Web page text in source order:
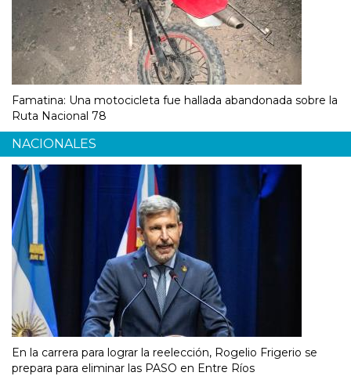
Famatina: Una motocicleta fue hallada abandonada sobre la
Ruta Nacional 78
NACIONALES
En la carrera para lograr la reelección, Rogelio Frigerio se
prepara para eliminar las PASO en Entre Ríos